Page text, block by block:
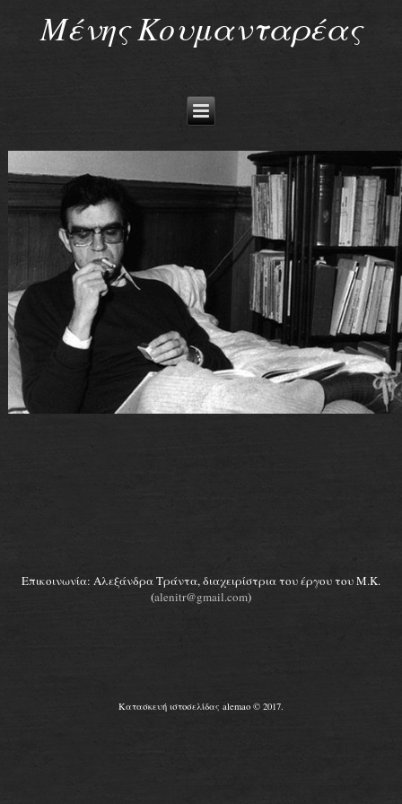
Μένης Κουμανταρέας
Επικοινωνία: Αλεξάνδρα Τράντα, διαχειρίστρια του έργου του Μ.Κ.
(alenitr@gmail.com)
Κατασκευή ιστοσελίδας alemao © 2017.